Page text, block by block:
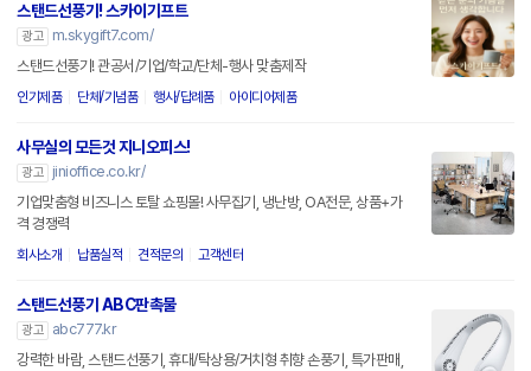
스탠드선풍기! 스카이기프트
광고
m.skygift7.com/
스탠드선풍기! 관공서/기업/학교/단체-행사 맞춤제작
인기제품 단체/기념품 행사/답례품 아이디어제품
사무실의 모든것 지니오피스!
광고
jinioffice.co.kr/
기업맞춤형 비즈니스 토탈 쇼핑몰! 사무집기, 냉난방, OA전문, 상품+가
격 경쟁력
회사소개 납품실적 견적문의 고객센터
스탠드선풍기 ABC판촉물
광고
abc777.kr
강력한 바람, 스탠드선풍기, 휴대/탁상용/거치형 취향 손풍기, 특가판매,